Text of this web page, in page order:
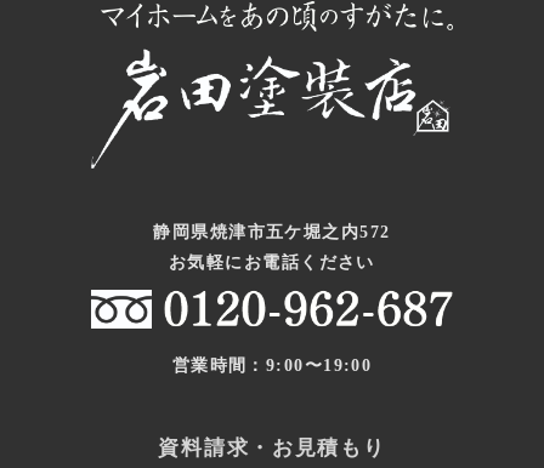
静岡県焼津市五ケ堀之内572
お気軽にお電話ください
営業時間：9:00〜19:00
資料請求・お見積もり